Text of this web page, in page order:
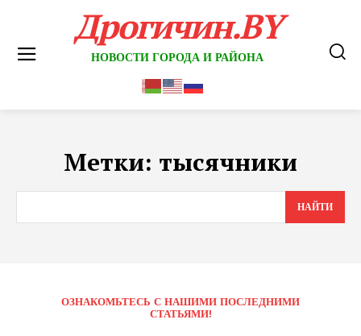
Дрогичин.BY
НОВОСТИ ГОРОДА И РАЙОНА
Метки: тысячники
НАЙТИ
ОЗНАКОМЬТЕСЬ С НАШИМИ ПОСЛЕДНИМИ
СТАТЬЯМИ!